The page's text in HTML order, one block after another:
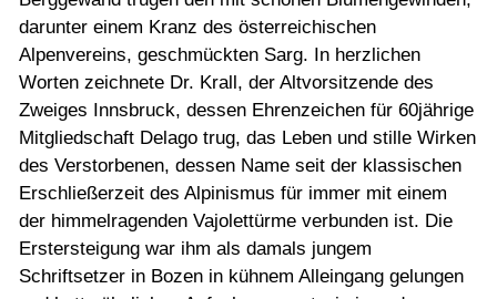
darunter einem Kranz des österreichischen
Alpenvereins, geschmückten Sarg. In herzlichen
Worten zeichnete Dr. Krall, der Altvorsitzende des
Zweiges Innsbruck, dessen Ehrenzeichen für 60jährige
Mitgliedschaft Delago trug, das Leben und stille Wirken
des Verstorbenen, dessen Name seit der klassischen
Erschließerzeit des Alpinismus für immer mit einem
der himmelragenden Vajolettürme verbunden ist. Die
Erstersteigung war ihm als damals jungem
Schriftsetzer in Bozen in kühnem Alleingang gelungen